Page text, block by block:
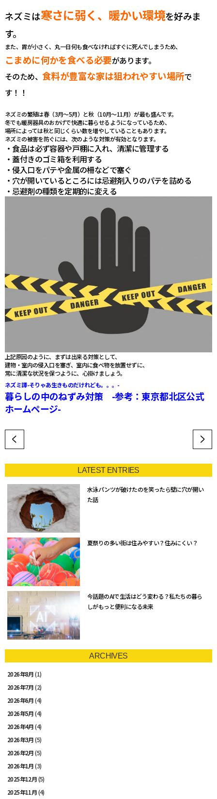
ネズミは寒さに弱く、暖かい環境を好みま
す。
また、胃が小さく、丸一日何も食べなければすぐに死んでしまうため、
こまめに何かを食べる必要があります。
そのため、 食料が豊富な家は狙われやすい場所で
す！！
ネズミの繁殖は春（3月〜5月）と秋（10月〜11月）が最も盛んです。
冬でも暖房器具のおかげで快適に暮らせるようになっているため、
場所によっては秋と同じくらい数を増やしていることもあります。
ネズミの被害を防ぐには、次のような対策が有効となります。
・食品は必ず容器や戸棚に入れ、清潔に管理する
・蓋付きのゴミ箱を利用する
・侵入口をパテや金属の柵などで塞ぐ
・穴が開いているところには忌避剤入りのパテを詰める
・忌避剤の種類を定期的に変える
上記原因のように、まずは出来る対策として、
建物・室内の侵入口を塞ぎ、室内に食べ物を放置せずに、
常に清潔な状況を保つように、心掛けましょう。
ネズミ譚-そりゃあ生きものだけれども。。。-
暮らしの中のねずみ対策 -参考：東京都北区公式
ホームページ-
LATEST ENTRIES
水泳パンツが破けたのを笑ったら壁に穴が開い
た話
夏祭りの多い街は住みやすい？住みにくい？
今話題のAIで生活はどう変わる？私たちの暮ら
しがもっと便利になる未来
ARCHIVES
2026年8月(1)
2026年7月(2)
2026年6月(4)
2026年5月(4)
2026年4月(4)
2026年3月(5)
2026年2月(5)
2026年1月(3)
2025年12月(5)
2025年11月(4)